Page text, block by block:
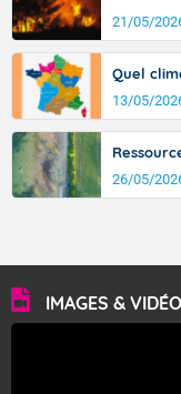
21/05/
Quel
13/05/
26/05/
IMAGES &